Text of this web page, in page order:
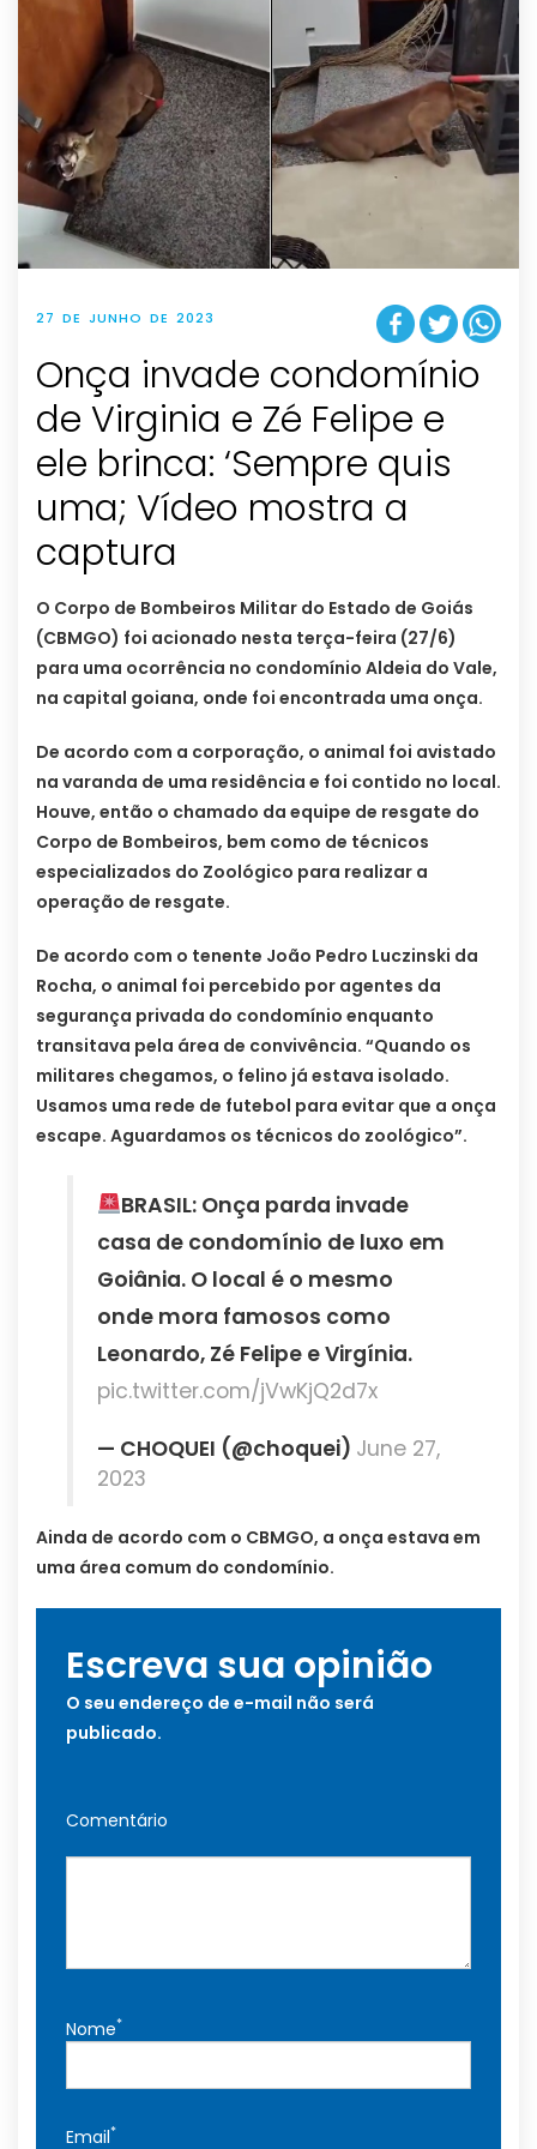
27 DE JUNHO DE 2023
Onça invade condomínio
de Virginia e Zé Felipe e
ele brinca: ‘Sempre quis
uma; Vídeo mostra a
captura
O Corpo de Bombeiros Militar do Estado de Goiás
(CBMGO) foi acionado nesta terça-feira (27/6)
para uma ocorrência no condomínio Aldeia do Vale,
na capital goiana, onde foi encontrada uma onça.
De acordo com a corporação, o animal foi avistado
na varanda de uma residência e foi contido no local.
Houve, então o chamado da equipe de resgate do
Corpo de Bombeiros, bem como de técnicos
especializados do Zoológico para realizar a
operação de resgate.
De acordo com o tenente João Pedro Luczinski da
Rocha, o animal foi percebido por agentes da
segurança privada do condomínio enquanto
transitava pela área de convivência. “Quando os
militares chegamos, o felino já estava isolado.
Usamos uma rede de futebol para evitar que a onça
escape. Aguardamos os técnicos do zoológico”.
BRASIL: Onça parda invade
casa de condomínio de luxo em
Goiânia. O local é o mesmo
onde mora famosos como
Leonardo, Zé Felipe e Virgínia.
pic.twitter.com/jVwKjQ2d7x
— CHOQUEI (@choquei) June 27,
2023
Ainda de acordo com o CBMGO, a onça estava em
uma área comum do condomínio.
Escreva sua opinião
O seu endereço de e-mail não será
publicado.
Comentário
Nome*
Email*